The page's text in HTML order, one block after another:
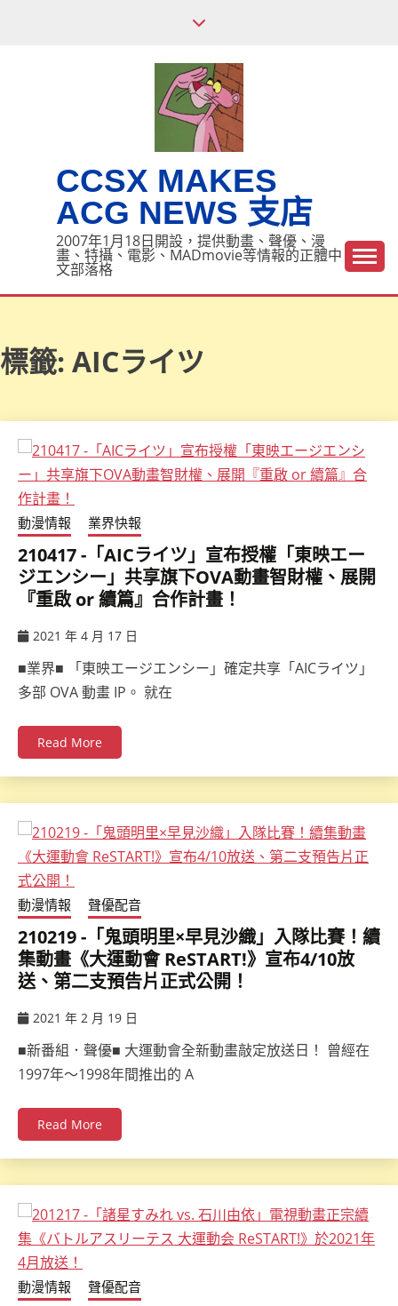
CCSX MAKES
ACG NEWS 支店
2007年1月18日開設，提供動畫、聲優、漫
畫、特攝、電影、MADmovie等情報的正體中
文部落格
標籤: AICライツ
動漫情報 業界快報
210417 -「AICライツ」宣布授權「東映エー
ジエンシー」共享旗下OVA動畫智財權、展開
『重啟 or 續篇』合作計畫！
2021 年 4 月 17 日
■業界■ 「東映エージエンシー」確定共享「AICライツ」
多部 OVA 動畫 IP。 就在
Read More
動漫情報 聲優配音
210219 -「鬼頭明里×早見沙織」入隊比賽！續
集動畫《大運動會 ReSTART!》宣布4/10放
送、第二支預告片正式公開！
2021 年 2 月 19 日
■新番組．聲優■ 大運動會全新動畫敲定放送日！ 曾經在
1997年～1998年間推出的 A
Read More
動漫情報 聲優配音